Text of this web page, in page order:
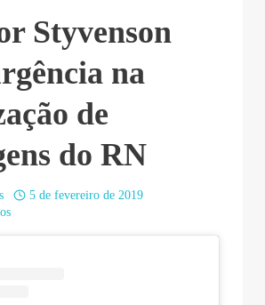
Styvenson
na
de
do RN
5 de fevereiro de 2019